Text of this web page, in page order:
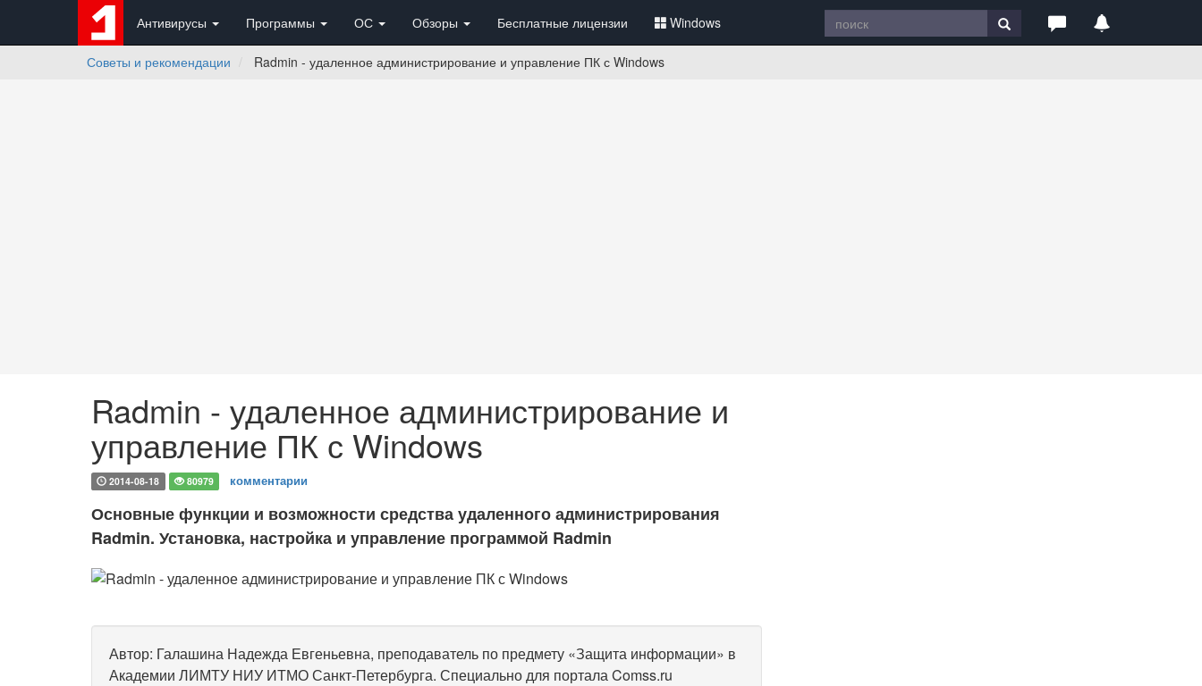
Антивирусы Программы ОС Обзоры Бесплатные лицензии Windows
Советы и рекомендации Radmin - удаленное администрирование и управление ПК с Windows
Radmin - удаленное администрирование и
управление ПК с Windows
2014-08-18 80979 комментарии
Основные функции и возможности средства удаленного администрирования
Radmin. Установка, настройка и управление программой Radmin
Автор: Галашина Надежда Евгеньевна, преподаватель по предмету «Защита информации» в
Академии ЛИМТУ НИУ ИТМО Санкт-Петербурга. Специально для портала Comss.ru